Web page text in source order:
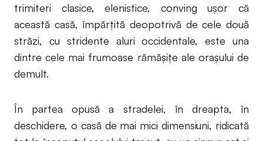
trimiteri clasice, elenistice, conving uşor că
această casă, împărţită deopotrivă de cele două
străzi, cu stridente aluri occidentale, este una
dintre cele mai frumoase rămăşiţe ale oraşului de
demult.
În partea opusă a stradelei, în dreapta, în
deschidere, o casă de mai mici dimensiuni, ridicată